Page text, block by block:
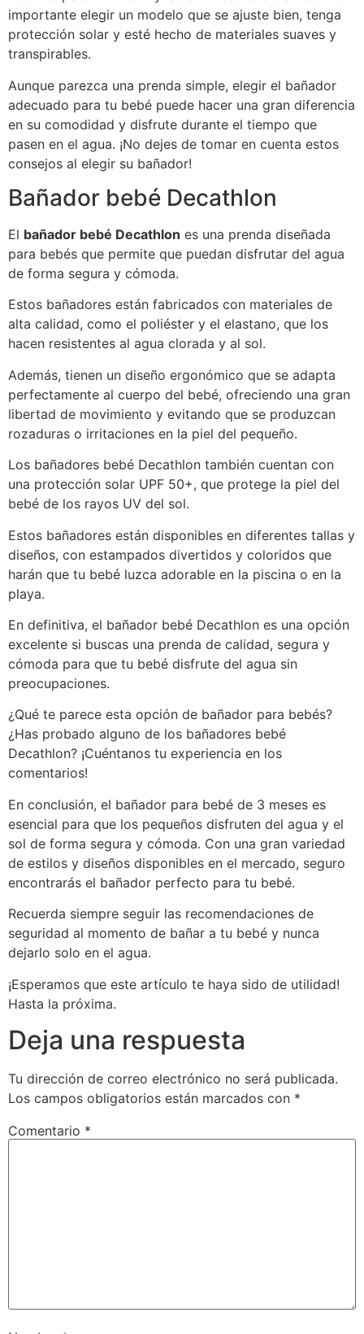
importante elegir un modelo que se ajuste bien, tenga
protección solar y esté hecho de materiales suaves y
transpirables.
Aunque parezca una prenda simple, elegir el bañador
adecuado para tu bebé puede hacer una gran diferencia
en su comodidad y disfrute durante el tiempo que
pasen en el agua. ¡No dejes de tomar en cuenta estos
consejos al elegir su bañador!
Bañador bebé Decathlon
El bañador bebé Decathlon es una prenda diseñada
para bebés que permite que puedan disfrutar del agua
de forma segura y cómoda.
Estos bañadores están fabricados con materiales de
alta calidad, como el poliéster y el elastano, que los
hacen resistentes al agua clorada y al sol.
Además, tienen un diseño ergonómico que se adapta
perfectamente al cuerpo del bebé, ofreciendo una gran
libertad de movimiento y evitando que se produzcan
rozaduras o irritaciones en la piel del pequeño.
Los bañadores bebé Decathlon también cuentan con
una protección solar UPF 50+, que protege la piel del
bebé de los rayos UV del sol.
Estos bañadores están disponibles en diferentes tallas y
diseños, con estampados divertidos y coloridos que
harán que tu bebé luzca adorable en la piscina o en la
playa.
En definitiva, el bañador bebé Decathlon es una opción
excelente si buscas una prenda de calidad, segura y
cómoda para que tu bebé disfrute del agua sin
preocupaciones.
¿Qué te parece esta opción de bañador para bebés?
¿Has probado alguno de los bañadores bebé
Decathlon? ¡Cuéntanos tu experiencia en los
comentarios!
En conclusión, el bañador para bebé de 3 meses es
esencial para que los pequeños disfruten del agua y el
sol de forma segura y cómoda. Con una gran variedad
de estilos y diseños disponibles en el mercado, seguro
encontrarás el bañador perfecto para tu bebé.
Recuerda siempre seguir las recomendaciones de
seguridad al momento de bañar a tu bebé y nunca
dejarlo solo en el agua.
¡Esperamos que este artículo te haya sido de utilidad!
Hasta la próxima.
Deja una respuesta
Tu dirección de correo electrónico no será publicada.
Los campos obligatorios están marcados con *
Comentario *